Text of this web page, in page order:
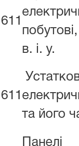
в. і. у.
та його
Панелі